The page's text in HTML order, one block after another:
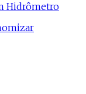
Hidrômetro